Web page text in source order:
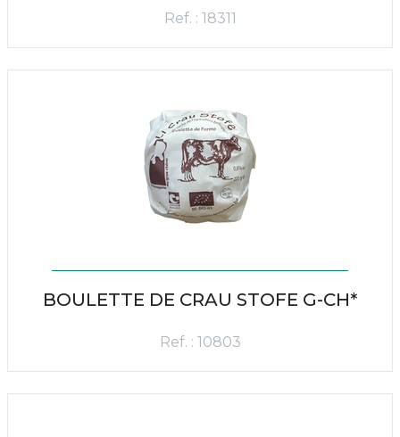
Ref. : 18311
BOULETTE DE CRAU STOFE G-CH*
Ref. : 10803